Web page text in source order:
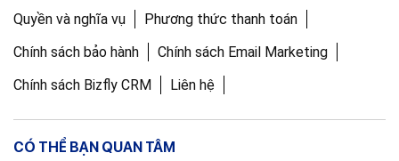
Quyền và nghĩa vụ
Phương thức thanh toán
Chính sách bảo hành
Chính sách Email Marketing
Chính sách Bizfly CRM
Liên hệ
CÓ THỂ BẠN QUAN TÂM